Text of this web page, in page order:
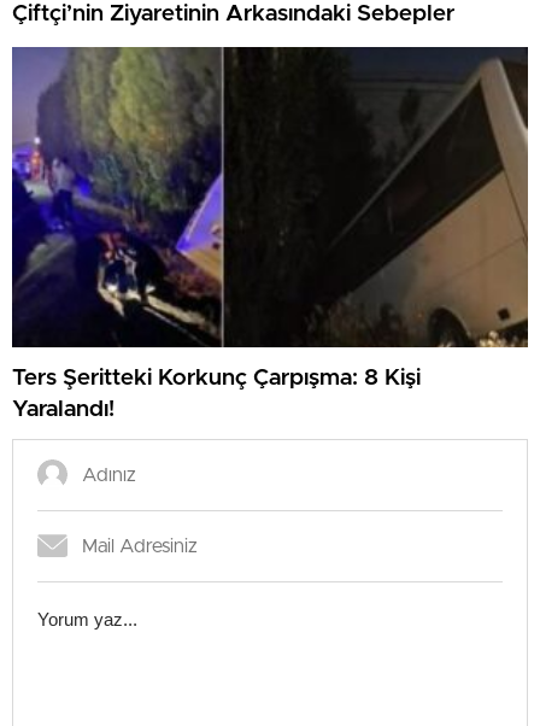
Çiftçi’nin Ziyaretinin Arkasındaki Sebepler
Ters Şeritteki Korkunç Çarpışma: 8 Kişi
Yaralandı!